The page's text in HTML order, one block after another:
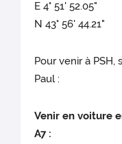
E 4° 51' 52.05"
N 43° 56' 44.21"
Pour venir à PSH,
Paul :
Venir en voiture
A7 :